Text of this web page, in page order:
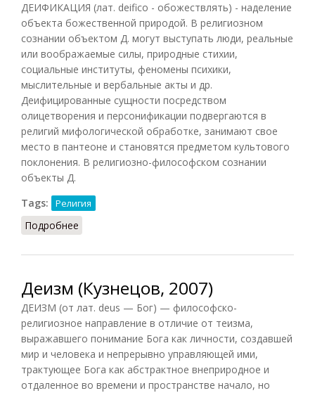
ДЕИФИКАЦИЯ (лат. deifico - обожествлять) - наделение
объекта божественной природой. В религиозном
сознании объектом Д. могут выступать люди, реальные
или воображаемые силы, природные стихии,
социальные институты, феномены психики,
мыслительные и вербальные акты и др.
Деифицированные сущности посредством
олицетворения и персонификации подвергаются в
религий мифологической обработке, занимают свое
место в пантеоне и становятся предметом культового
поклонения. В религиозно-философском сознании
объекты Д.
Tags:
Религия
Подробнее
Деизм (Кузнецов, 2007)
ДЕИЗМ (от лат. deus — Бог) — философско-
религиозное направление в отличие от теизма,
выражавшего понимание Бога как личности, создавшей
мир и человека и непрерывно управляющей ими,
трактующее Бога как абстрактное внеприродное и
отдаленное во времени и пространстве начало, но